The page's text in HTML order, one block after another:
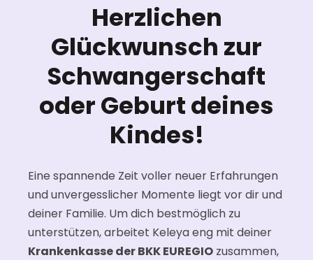
Herzlichen
Glückwunsch zur
Schwangerschaft
oder Geburt deines
Kindes!
Eine spannende Zeit voller neuer Erfahrungen
und unvergesslicher Momente liegt vor dir und
deiner Familie. Um dich bestmöglich zu
unterstützen, arbeitet Keleya eng mit deiner
Krankenkasse der BKK EUREGIO zusammen,